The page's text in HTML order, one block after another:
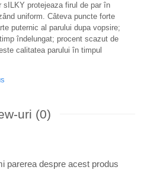
sILKY protejeaza firul de par în
uniform. Câteva puncte forte
puternic al parului dupa vopsire;
îndelungat; procent scazut de
calitatea parului în timpul
uri (0)
parerea despre acest produs